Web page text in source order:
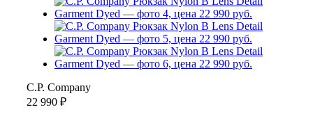
C.P. Company
22 990 ₽